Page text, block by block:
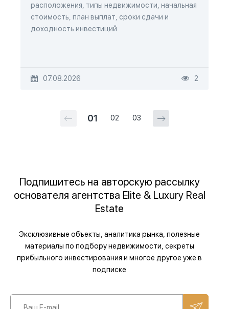
расположения, типы недвижимости, начальная
стоимость, план выплат, сроки сдачи и
доходность инвестиций
07.08.2026 2
01 02 03
Подпишитесь на авторскую рассылку
основателя агентства Elite & Luxury Real
Estate
Эксклюзивные объекты, аналитика рынка, полезные
материалы по подбору недвижимости, секреты
прибыльного инвестирования и многое другое уже в
подписке